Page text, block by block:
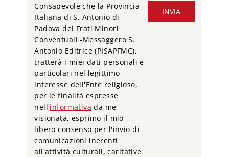
INVIA
Consapevole che la Provincia
Italiana di S. Antonio di
Padova dei Frati Minori
Conventuali -Messaggero S.
Antonio Editrice (PISAPFMC),
tratterà i miei dati personali e
particolari nel legittimo
interesse dell'Ente religioso,
per le finalità espresse
nell'informativa da me
visionata, esprimo il mio
libero consenso per l'invio di
comunicazioni inerenti
all'attività culturali, caritative